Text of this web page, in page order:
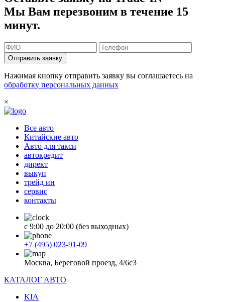
Мы Вам перезвоним в течение 15
минут.
Отправить заявку
Нажимая кнопку отправить заявку вы соглашаетесь на
обработку персональных данных
×
Все авто
Китайские авто
Авто для такси
автокредит
директ
выкуп
трейд ин
сервис
контакты
с 9:00 до 20:00 (без выходных)
+7 (495) 023-91-09
Москва, Береговой проезд, 4/6с3
КАТАЛОГ АВТО
KIA